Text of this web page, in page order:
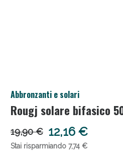
Abbronzanti e solari
Rougj solare bifasico
19,90 € 12,16 €
Stai risparmiando 7,74 €
Salini e Multivitaminici: